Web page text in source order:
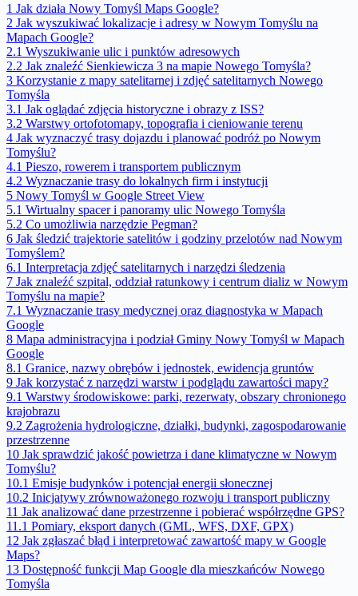
1 Jak działa Nowy Tomyśl Maps Google?
2 Jak wyszukiwać lokalizacje i adresy w Nowym Tomyślu na
Mapach Google?
2.1 Wyszukiwanie ulic i punktów adresowych
2.2 Jak znaleźć Sienkiewicza 3 na mapie Nowego Tomyśla?
3 Korzystanie z mapy satelitarnej i zdjęć satelitarnych Nowego
Tomyśla
3.1 Jak oglądać zdjęcia historyczne i obrazy z ISS?
3.2 Warstwy ortofotomapy, topografia i cieniowanie terenu
4 Jak wyznaczyć trasy dojazdu i planować podróż po Nowym
Tomyślu?
4.1 Pieszo, rowerem i transportem publicznym
4.2 Wyznaczanie trasy do lokalnych firm i instytucji
5 Nowy Tomyśl w Google Street View
5.1 Wirtualny spacer i panoramy ulic Nowego Tomyśla
5.2 Co umożliwia narzędzie Pegman?
6 Jak śledzić trajektorie satelitów i godziny przelotów nad Nowym
Tomyślem?
6.1 Interpretacja zdjęć satelitarnych i narzędzi śledzenia
7 Jak znaleźć szpital, oddział ratunkowy i centrum dializ w Nowym
Tomyślu na mapie?
7.1 Wyznaczanie trasy medycznej oraz diagnostyka w Mapach
Google
8 Mapa administracyjna i podział Gminy Nowy Tomyśl w Mapach
Google
8.1 Granice, nazwy obrębów i jednostek, ewidencja gruntów
9 Jak korzystać z narzędzi warstw i podglądu zawartości mapy?
9.1 Warstwy środowiskowe: parki, rezerwaty, obszary chronionego
krajobrazu
9.2 Zagrożenia hydrologiczne, działki, budynki, zagospodarowanie
przestrzenne
10 Jak sprawdzić jakość powietrza i dane klimatyczne w Nowym
Tomyślu?
10.1 Emisje budynków i potencjał energii słonecznej
10.2 Inicjatywy zrównoważonego rozwoju i transport publiczny
11 Jak analizować dane przestrzenne i pobierać współrzędne GPS?
11.1 Pomiary, eksport danych (GML, WFS, DXF, GPX)
12 Jak zgłaszać błąd i interpretować zawartość mapy w Google
Maps?
13 Dostępność funkcji Map Google dla mieszkańców Nowego
Tomyśla